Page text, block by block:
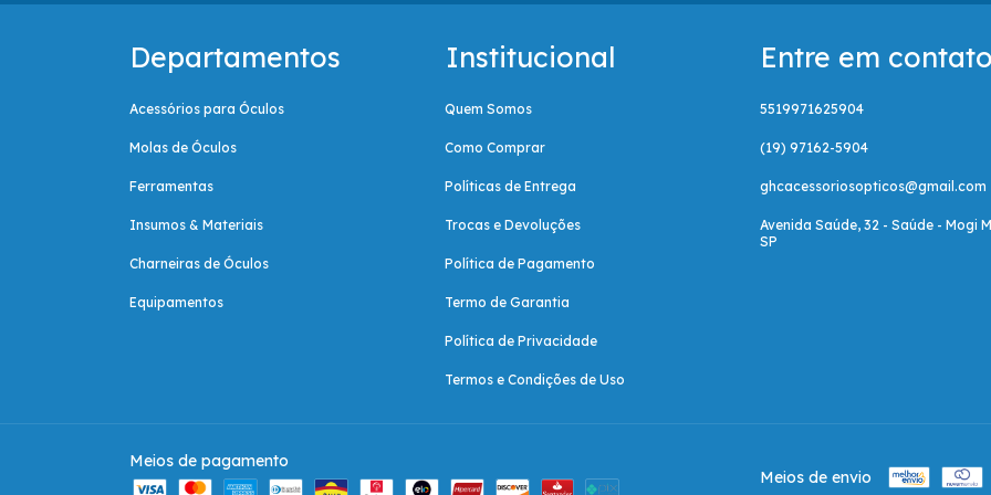
Departamentos
Acessórios para Óculos
Molas de Óculos
Ferramentas
Insumos & Materiais
Charneiras de Óculos
Equipamentos
Institucional
Quem Somos
Como Comprar
Políticas de Entrega
Trocas e Devoluções
Política de Pagamento
Termo de Garantia
Política de Privacidade
Termos e Condições de Uso
Entre em contato
5519971625904
(19) 97162-5904
ghcacessoriosopticos@gmail.com
Avenida Saúde, 32 - Saúde - Mogi
SP
Meios de pagamento
Meios de envio